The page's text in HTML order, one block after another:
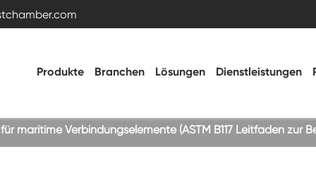
Produkte Branchen Lösungen Dienstleistungen
maritime Verbindungselemente (ASTM B117 Leitfaden zur